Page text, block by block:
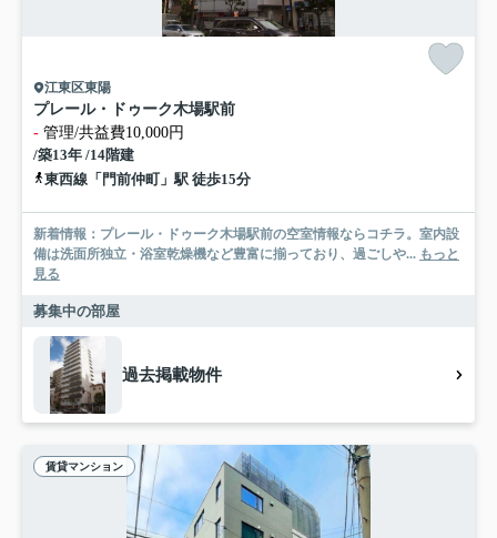
江東区東陽
プレール・ドゥーク木場駅前
- 管理/共益費10,000円
/築13年 /14階建
東西線「門前仲町」駅 徒歩15分
新着情報：プレール・ドゥーク木場駅前の空室情報ならコチラ。室内設
備は洗面所独立・浴室乾燥機など豊富に揃っており、過ごしや... もっと
見る
募集中の部屋
過去掲載物件
賃貸マンション